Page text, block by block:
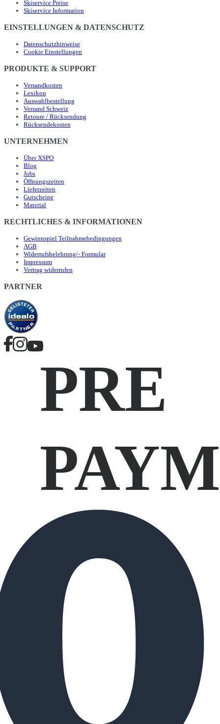
Skiservice Preise
Skiservice Information
EINSTELLUNGEN & DATENSCHUTZ
Datenschutzhinweise
Cookie Einstellungen
PRODUKTE & SUPPORT
Versandkosten
Lexikon
Auswahlbestellung
Versand Schweiz
Retoure / Rücksendung
Rücksendekosten
UNTERNEHMEN
Über XSPO
Blog
Jobs
Öffnungszeiten
Lieferzeiten
Gutscheine
Material
RECHTLICHES & INFORMATIONEN
Gewinnspiel Teilnahmebedingungen
AGB
Widerrufsbelehrung/- Formular
Impressum
Vertrag widerrufen
PARTNER